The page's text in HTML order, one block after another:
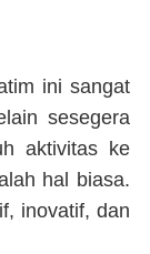
ini sangat
sesegera
aktivitas ke
hal biasa.
inovatif, dan